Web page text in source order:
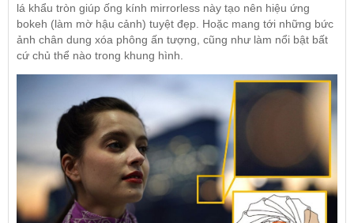
lá khẩu tròn giúp ống kính mirrorless này tạo nên hiệu ứng
bokeh (làm mờ hậu cảnh) tuyệt đẹp. Hoặc mang tới những bức
ảnh chân dung xóa phông ấn tượng, cũng như làm nổi bật bất
cứ chủ thể nào trong khung hình.